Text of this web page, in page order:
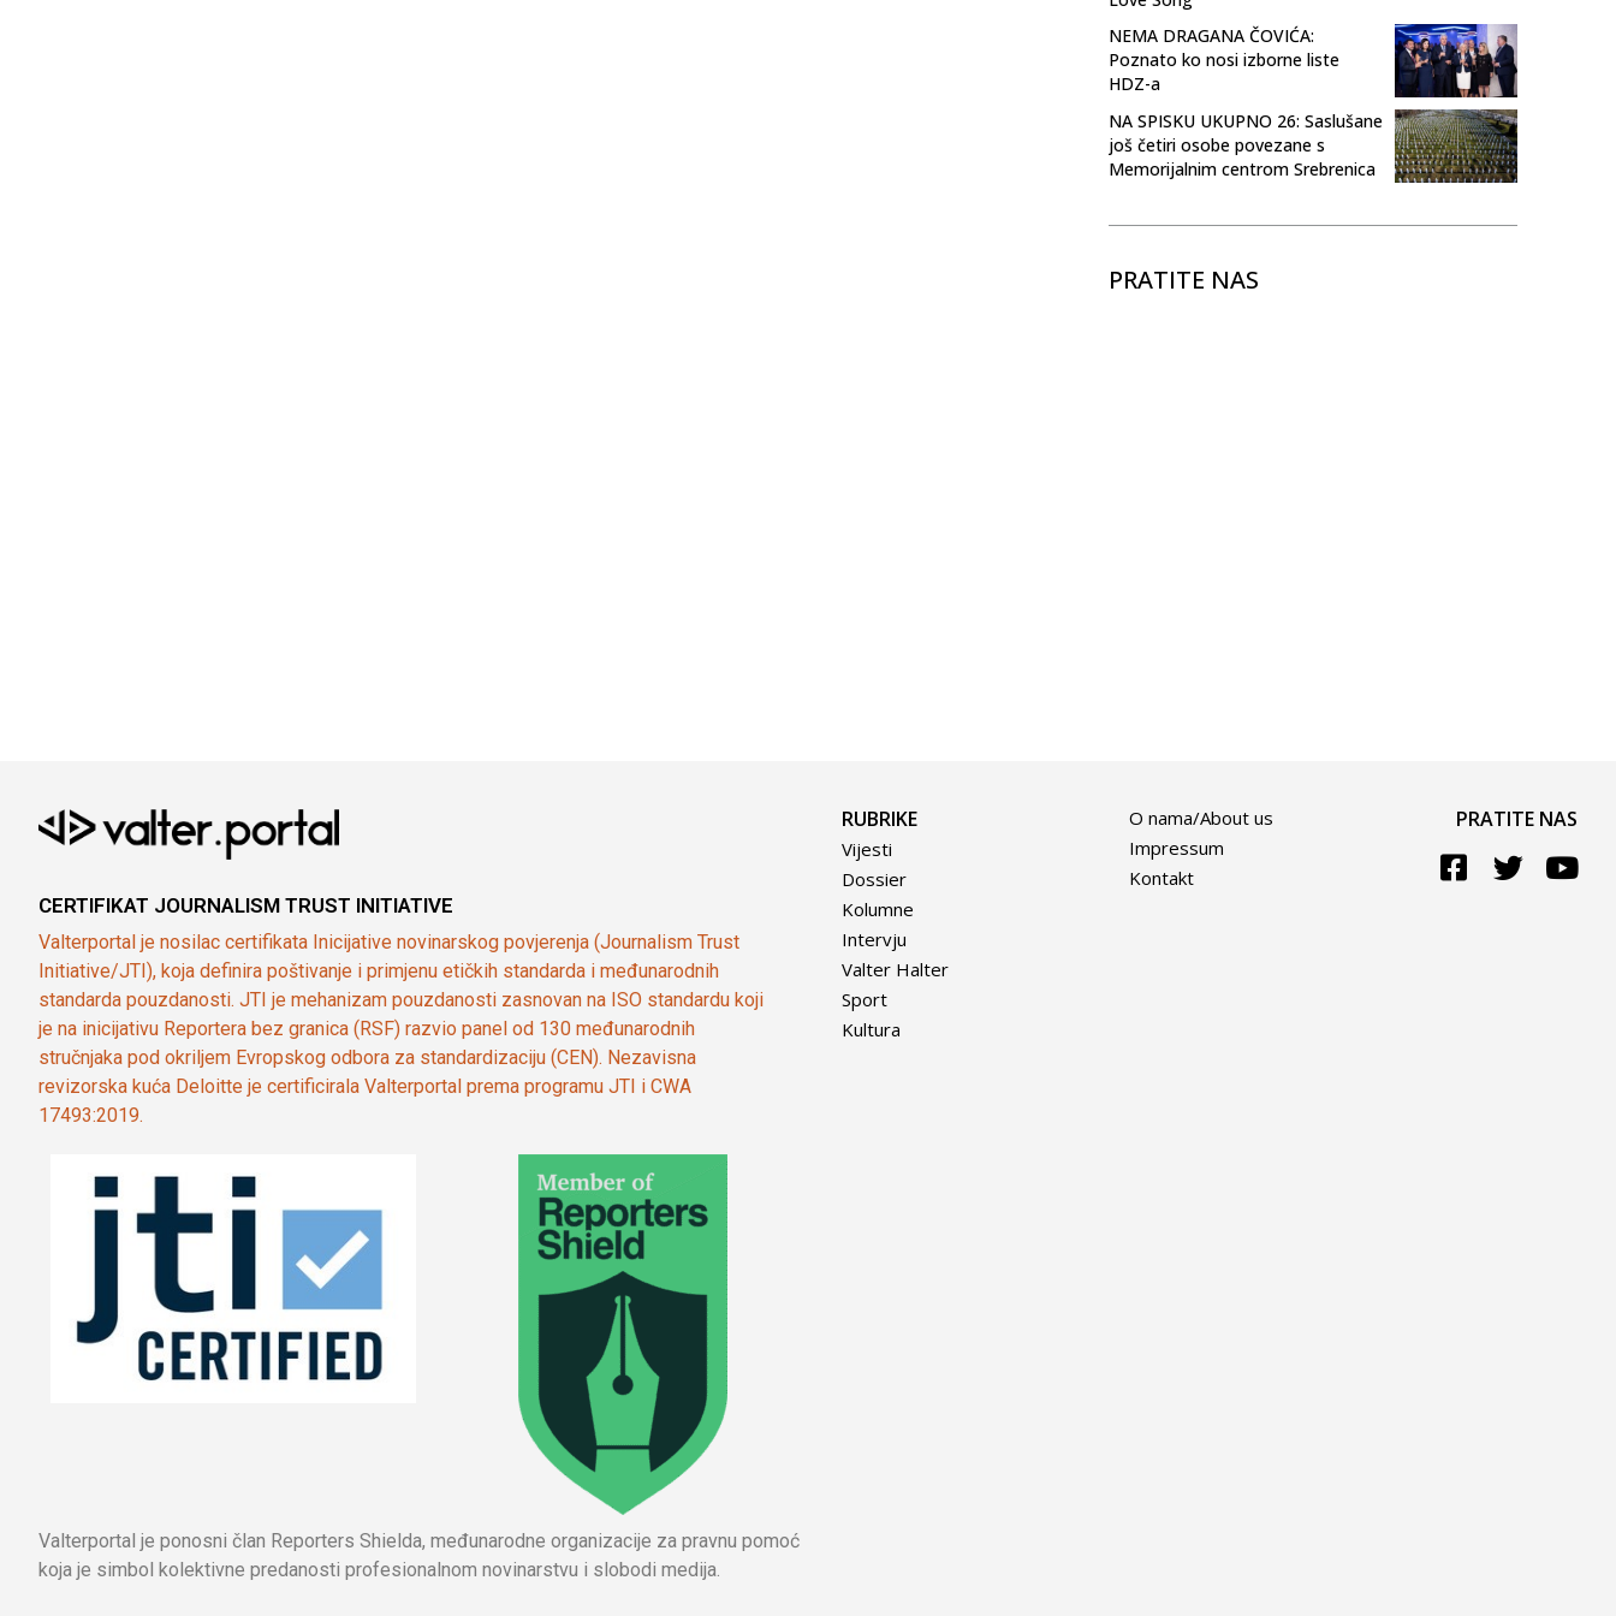
NEMA DRAGANA ČOVIĆA:
Poznato ko nosi izborne liste
HDZ-a
NA SPISKU UKUPNO 26: Saslušane
još četiri osobe povezane s
Memorijalnim centrom Srebrenica
PRATITE NAS
CERTIFIKAT JOURNALISM TRUST INITIATIVE
Valterportal je nosilac certifikata Inicijative novinarskog povjerenja (Journalism Trust
Initiative/JTI), koja definira poštivanje i primjenu etičkih standarda i međunarodnih
standarda pouzdanosti. JTI je mehanizam pouzdanosti zasnovan na ISO standardu koji
je na inicijativu Reportera bez granica (RSF) razvio panel od 130 međunarodnih
stručnjaka pod okriljem Evropskog odbora za standardizaciju (CEN). Nezavisna
revizorska kuća Deloitte je certificirala Valterportal prema programu JTI i CWA
17493:2019.
Valterportal je ponosni član Reporters Shielda, međunarodne organizacije za pravnu pomoć
koja je simbol kolektivne predanosti profesionalnom novinarstvu i slobodi medija.
RUBRIKE
Vijesti
Dossier
Kolumne
Intervju
Valter Halter
Sport
Kultura
O nama/About us
Impressum
Kontakt
PRATITE NAS